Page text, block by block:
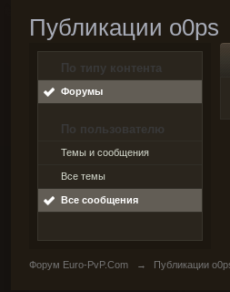
Публикации o0ps
По типу контента
Форумы
По пользователю
Темы и сообщения
Все темы
Все сообщения
Форум Euro-PvP.Com → Публикации